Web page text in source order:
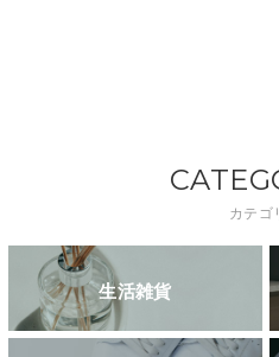
カテゴ
生活雑貨